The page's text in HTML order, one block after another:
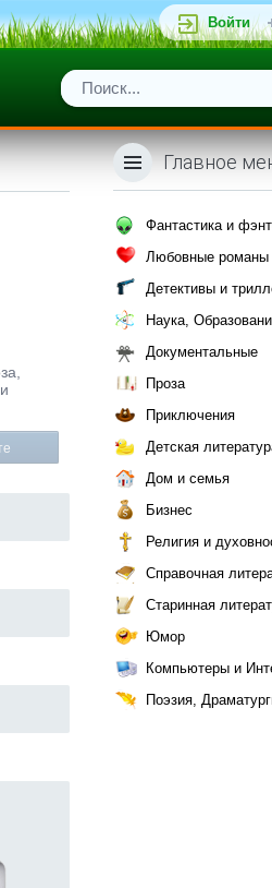
Войти
Главное
Фантастика и
Любовные романы
Детективы и
Наука,
Документальные
Проза
Приключения
Детская
Дом и семья
Бизнес
Религия и
Справочная
Старинная
Юмор
Компьютеры и
Поэзия,